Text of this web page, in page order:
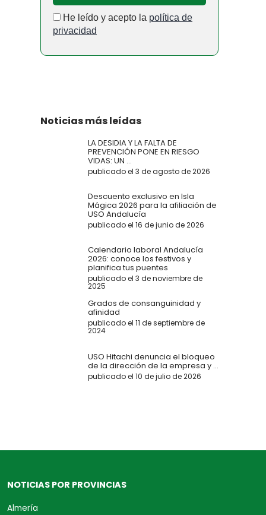
He leído y acepto la política de
privacidad
Noticias más leídas
LA DESIDIA Y LA FALTA DE
PREVENCIÓN PONE EN RIESGO
VIDAS: UN ...
publicado el 3 de agosto de 2026
Descuento exclusivo en Isla
Mágica 2026 para la afiliación de
USO Andalucía
publicado el 16 de junio de 2026
Calendario laboral Andalucía
2026: conoce los festivos y
planifica tus puentes
publicado el 3 de noviembre de
2025
Grados de consanguinidad y
afinidad
publicado el 11 de septiembre de
2024
USO Hitachi denuncia el bloqueo
de la dirección de la empresa y ...
publicado el 10 de julio de 2026
NOTICIAS POR PROVINCIAS
Almería